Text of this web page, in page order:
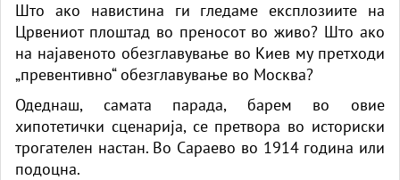
Што ако навистина ги гледаме експлозиите на
Црвениот плоштад во преносот во живо? Што ако
на најавеното обезглавување во Киев му претходи
„превентивно“ обезглавување во Москва?
Одеднаш, самата парада, барем во овие
хипотетички сценарија, се претвора во историски
трогателен настан. Во Сараево во 1914 година или
подоцна.